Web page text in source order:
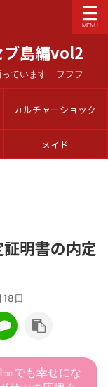
ブ島編vol2
っています フフフ
カルチャーショック
メイド
明書の内定
日
でも幸せにな